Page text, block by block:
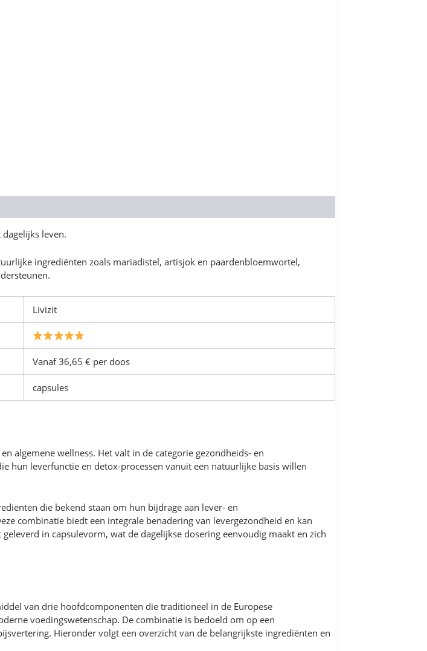
leven.
ingrediënten zoals mariadistel, artisjok en paardenbloemwortel,
Livizit
Vanaf 36,65 € per doos
capsules
algemene wellness. Het valt in de categorie gezondheids- en
hun leverfunctie en detox-processen vanuit een natuurlijke basis willen
die bekend staan om hun bijdrage aan lever- en
combinatie biedt een integrale benadering van levergezondheid en kan
in capsulevorm, wat de dagelijkse dosering eenvoudig maakt en zich
van drie hoofdcomponenten die traditioneel in de Europese
voedingswetenschap. De combinatie is bedoeld om op een
Hieronder volgt een overzicht van de belangrijkste ingrediënten en